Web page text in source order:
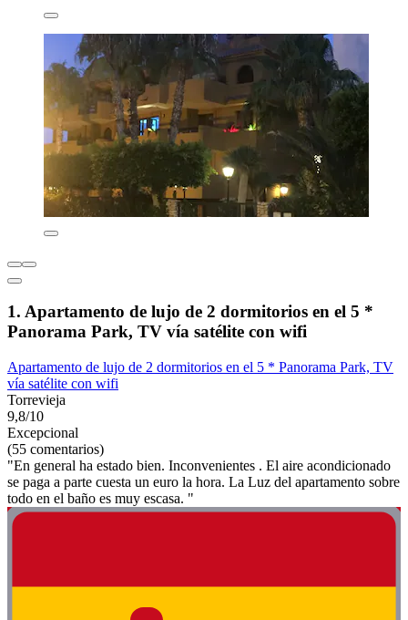
1. Apartamento de lujo de 2 dormitorios en el 5 *
Panorama Park, TV vía satélite con wifi
Apartamento de lujo de 2 dormitorios en el 5 * Panorama Park, TV
vía satélite con wifi
Torrevieja
9,8/10
Excepcional
(55 comentarios)
"En general ha estado bien. Inconvenientes . El aire acondicionado
se paga a parte cuesta un euro la hora. La Luz del apartamento sobre
todo en el baño es muy escasa. "